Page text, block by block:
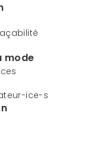
mode
ice-s